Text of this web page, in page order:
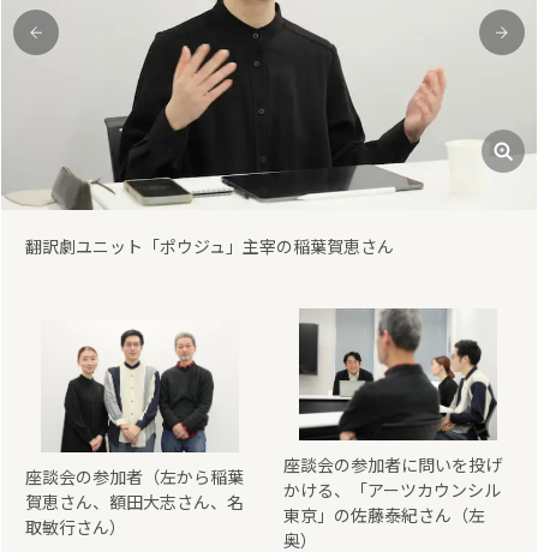
前
翻訳劇ユニット「ポウジュ」主宰の稲葉賀恵さん
次
座談会の参加者（左から稲葉
賀恵さん、額田大志さん、名
取敏行さん）
座談会の参加者に問いを投げ
かける、「アーツカウンシル
東京」の佐藤泰紀さん（左
奥）